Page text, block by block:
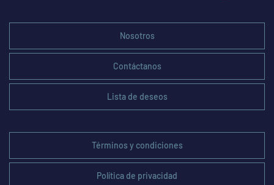
Nosotros
Contáctanos
Lista de deseos
Términos y condiciones
Política de privacidad